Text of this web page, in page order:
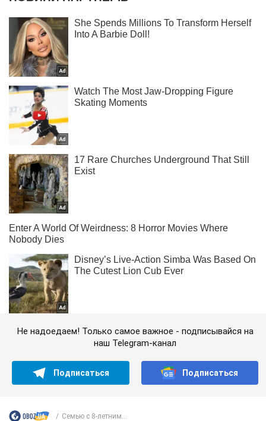
Не надоедаем! Только самое важное - подписывайся на
наш Telegram-канал
Подписаться Подписаться
Семью с 8-летним...